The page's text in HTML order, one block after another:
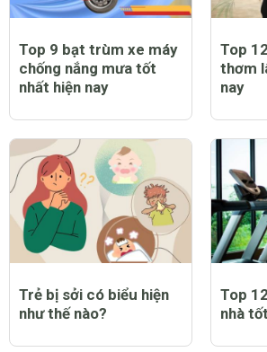
Top 9 bạt trùm xe máy
chống nắng mưa tốt
nhất hiện nay
Top
thơm
nay
Trẻ bị sởi có biểu hiện
như thế nào?
Top
nhà